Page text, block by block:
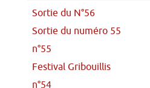
Sortie du N°56
Sortie du numéro 55
n°55
Festival Gribouillis
n°54